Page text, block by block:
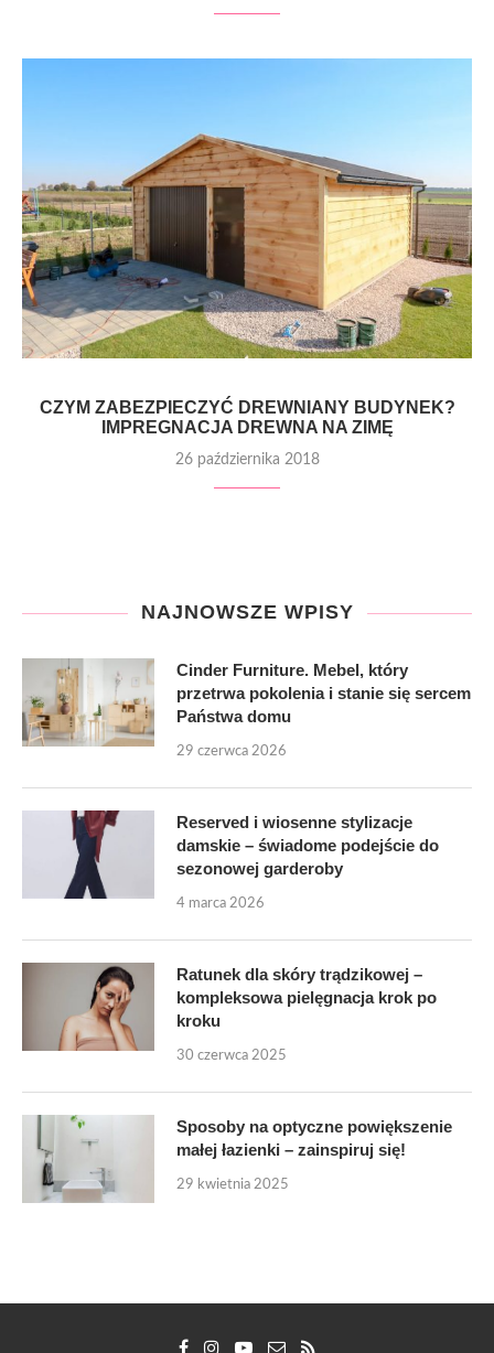
CZYM ZABEZPIECZYĆ DREWNIANY BUDYNEK?
IMPREGNACJA DREWNA NA ZIMĘ
26 października 2018
NAJNOWSZE WPISY
Cinder Furniture. Mebel, który
przetrwa pokolenia i stanie się sercem
Państwa domu
29 czerwca 2026
Reserved i wiosenne stylizacje
damskie – świadome podejście do
sezonowej garderoby
4 marca 2026
Ratunek dla skóry trądzikowej –
kompleksowa pielęgnacja krok po
kroku
30 czerwca 2025
Sposoby na optyczne powiększenie
małej łazienki – zainspiruj się!
29 kwietnia 2025